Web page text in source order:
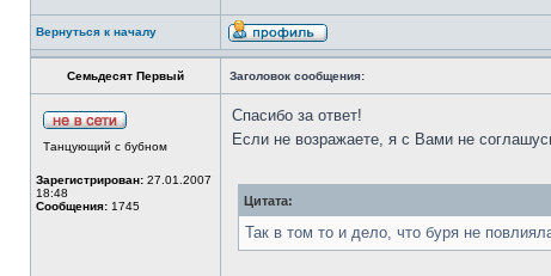
Вернуться к началу
Семьдесят Первый Заголовок сообщения:
Танцующий с бубном
Зарегистрирован: 27.01.2007
18:48
Сообщения: 1745
Спасибо за ответ!
Если не возражаете, я с Вами не
Цитата:
Так в том то и дело, что буря не